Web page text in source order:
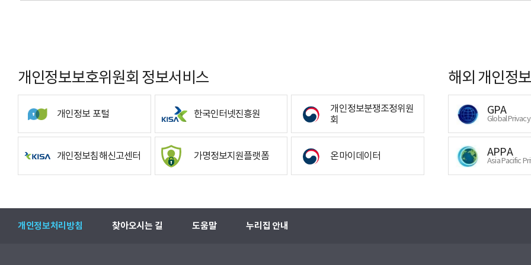
개인정보보호위원회 정보서비스
개인정보 포털 한국인터넷진흥원
개인정보분쟁조정위원
회
개인정보침해신고센터 가명정보지원플랫폼 온마이데이터
해외 개인정
GPA
Global
APPA
Asia Pacific
개인정보처리방침 찾아오시는 길 도움말 누리집 안내